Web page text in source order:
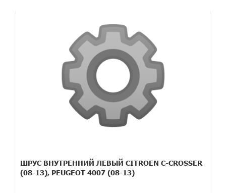
ШРУС ВНУТРЕННИЙ ЛЕВЫЙ CITROEN C-CROSSER
(08-13), PEUGEOT 4007 (08-13)